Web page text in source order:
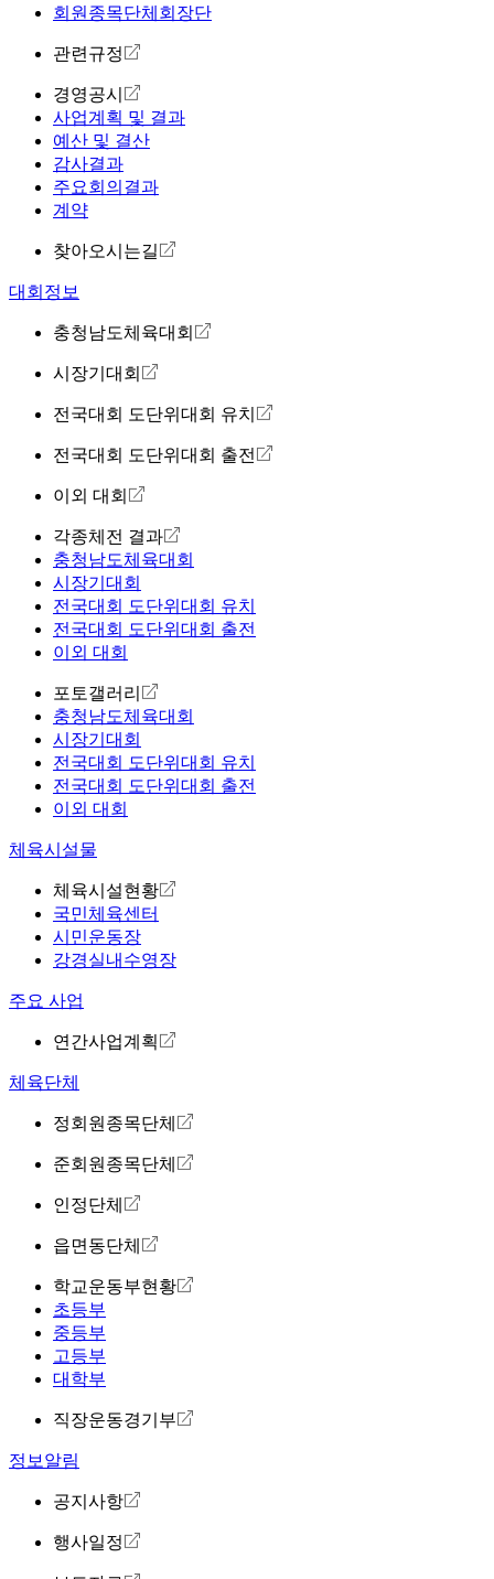
회원종목단체회장단
관련규정
경영공시
사업계획 및 결과
예산 및 결산
감사결과
주요회의결과
계약
찾아오시는길
대회정보
충청남도체육대회
시장기대회
전국대회 도단위대회 유치
전국대회 도단위대회 출전
이외 대회
각종체전 결과
충청남도체육대회
시장기대회
전국대회 도단위대회 유치
전국대회 도단위대회 출전
이외 대회
포토갤러리
충청남도체육대회
시장기대회
전국대회 도단위대회 유치
전국대회 도단위대회 출전
이외 대회
체육시설물
체육시설현황
국민체육센터
시민운동장
강경실내수영장
주요 사업
연간사업계획
체육단체
정회원종목단체
준회원종목단체
인정단체
읍면동단체
학교운동부현황
초등부
중등부
고등부
대학부
직장운동경기부
정보알림
공지사항
행사일정